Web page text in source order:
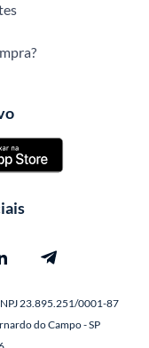
23.895.251/0001-87
do Campo - SP